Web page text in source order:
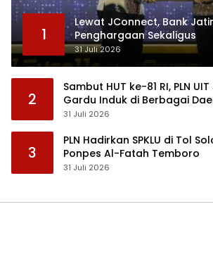
1
Lewat JConnect, Bank
Penghargaan Sekaligus
31 Juli 2026
2
Sambut HUT ke-81 RI, PLN
Gardu Induk di Berbagai
31 Juli 2026
3
PLN Hadirkan SPKLU di Tol
Ponpes Al-Fatah Temboro
31 Juli 2026